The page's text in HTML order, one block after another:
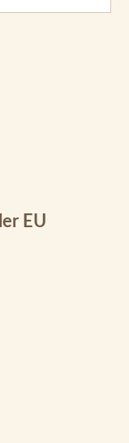
EU